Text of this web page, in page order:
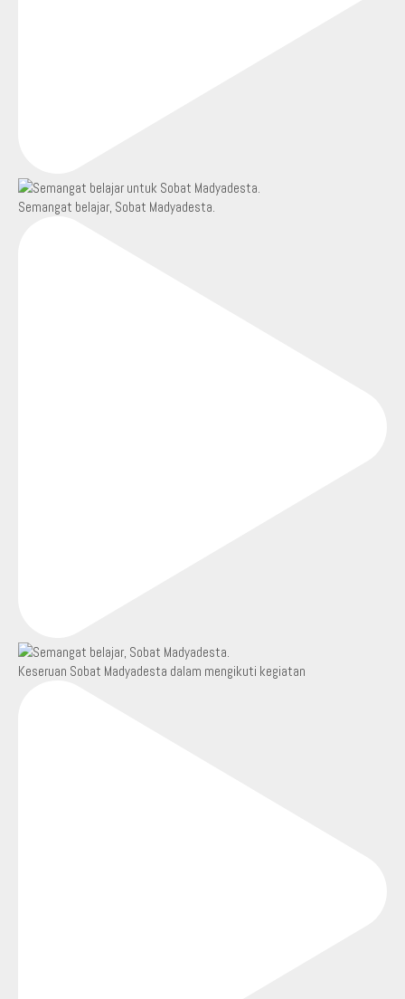
Semangat belajar, Sobat Madyadesta.
Keseruan Sobat Madyadesta dalam mengikuti kegiatan